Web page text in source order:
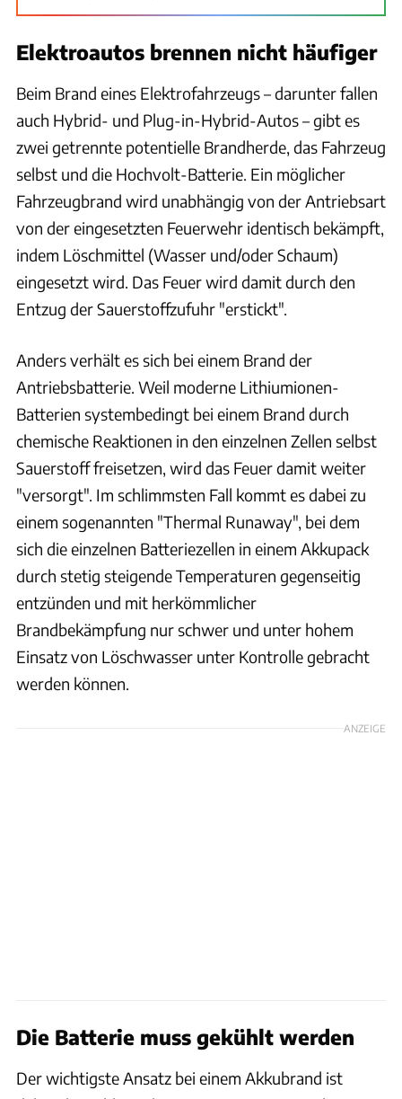
Elektroautos brennen nicht häufiger
Beim Brand eines Elektrofahrzeugs – darunter fallen
auch Hybrid- und Plug-in-Hybrid-Autos – gibt es
zwei getrennte potentielle Brandherde, das Fahrzeug
selbst und die Hochvolt-Batterie. Ein möglicher
Fahrzeugbrand wird unabhängig von der Antriebsart
von der eingesetzten Feuerwehr identisch bekämpft,
indem Löschmittel (Wasser und/oder Schaum)
eingesetzt wird. Das Feuer wird damit durch den
Entzug der Sauerstoffzufuhr "erstickt".
Anders verhält es sich bei einem Brand der
Antriebsbatterie. Weil moderne Lithiumionen-
Batterien systembedingt bei einem Brand durch
chemische Reaktionen in den einzelnen Zellen selbst
Sauerstoff freisetzen, wird das Feuer damit weiter
"versorgt". Im schlimmsten Fall kommt es dabei zu
einem sogenannten "Thermal Runaway", bei dem
sich die einzelnen Batteriezellen in einem Akkupack
durch stetig steigende Temperaturen gegenseitig
entzünden und mit herkömmlicher
Brandbekämpfung nur schwer und unter hohem
Einsatz von Löschwasser unter Kontrolle gebracht
werden können.
ANZEIGE
Die Batterie muss gekühlt werden
Der wichtigste Ansatz bei einem Akkubrand ist